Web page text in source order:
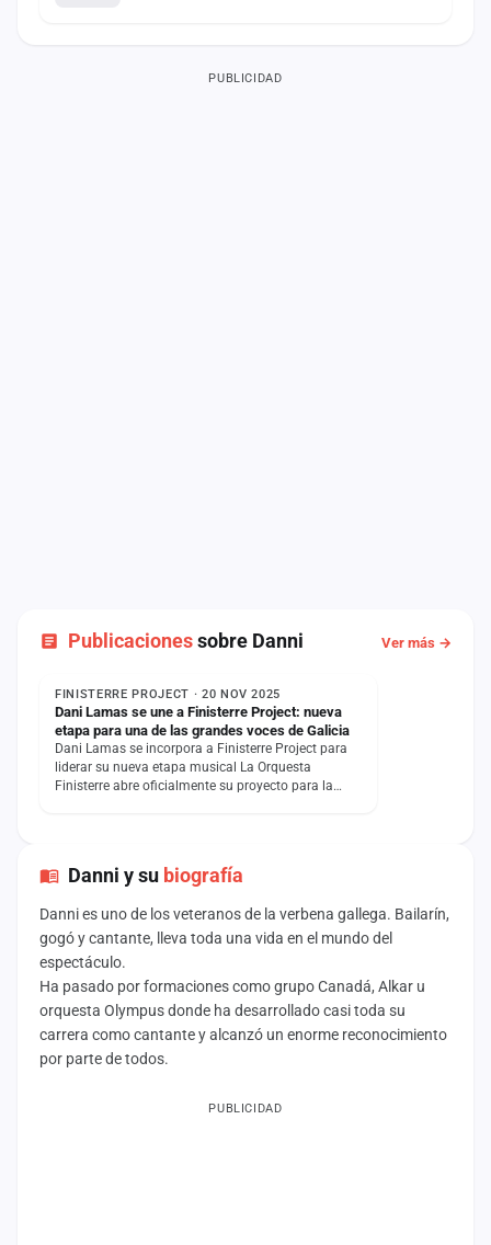
PUBLICIDAD
Publicacionessobre Danni Ver más →
NOTICIA
FINISTERRE PROJECT · 20 NOV 2025
Dani Lamas se une a Finisterre Project: nueva
etapa para una de las grandes voces de Galicia
Dani Lamas se incorpora a Finisterre Project para
liderar su nueva etapa musical La Orquesta
Finisterre abre oficialmente su proyecto para la
Danni y su biografía
Danni es uno de los veteranos de la verbena gallega. Bailarín,
gogó y cantante, lleva toda una vida en el mundo del
espectáculo.
Ha pasado por formaciones como grupo Canadá, Alkar u
orquesta Olympus donde ha desarrollado casi toda su
carrera como cantante y alcanzó un enorme reconocimiento
por parte de todos.
PUBLICIDAD